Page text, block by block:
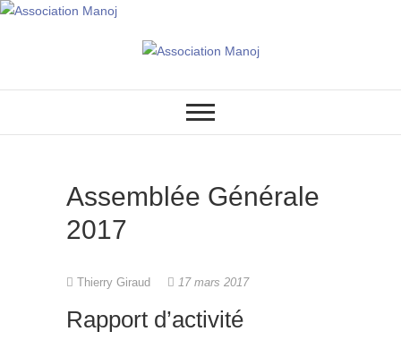
Association Manoj
Assemblée Générale
2017
Thierry Giraud 17 mars 2017
Rapport d’activité